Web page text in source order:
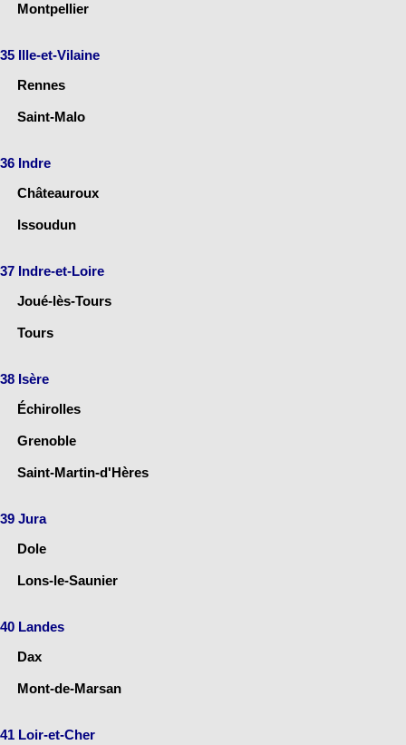
Montpellier
35 Ille-et-Vilaine
Rennes
Saint-Malo
36 Indre
Châteauroux
Issoudun
37 Indre-et-Loire
Joué-lès-Tours
Tours
38 Isère
Échirolles
Grenoble
Saint-Martin-d'Hères
39 Jura
Dole
Lons-le-Saunier
40 Landes
Dax
Mont-de-Marsan
41 Loir-et-Cher